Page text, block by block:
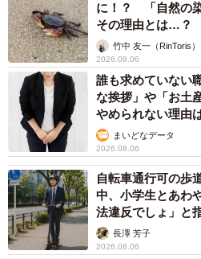
に！？ 「自然の
その理由とは…？
竹中 友一（RinToris）
2026.08.06
誰も求めていない
な挨拶」や「お土
やめられない理由
まいどなデータ
2026.08.06
自転車通行可の歩
中、小学生とあわ
法違反でしょ」と
説】長澤 芳子
2026.08.06